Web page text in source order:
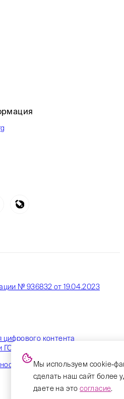
№ 936832 от 19.04.2023
цифрового контента
ГОСТ
Мы используем cookie-
сделать наш сайт более
даете на этосогласие.